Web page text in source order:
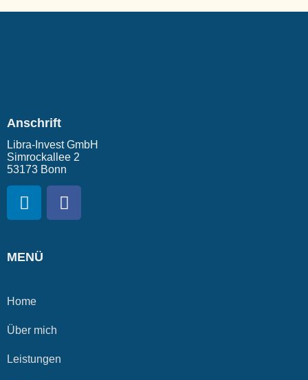
Anschrift
Libra-Invest GmbH
Simrockallee 2
53173 Bonn
MENÜ
Home
Über mich
Leistungen